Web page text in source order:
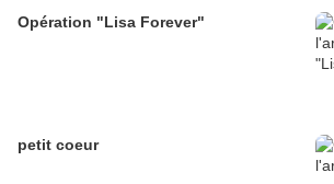
Opération "Lisa Forever"
petit coeur